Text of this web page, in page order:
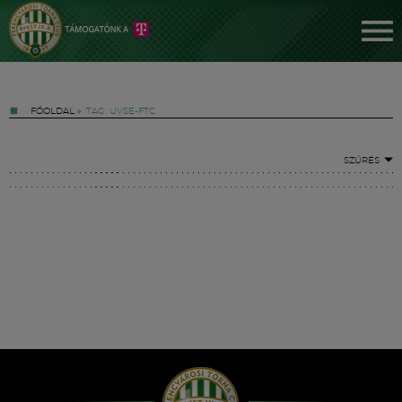
FŐOLDAL » TAG: UVSE-FTC
SZŰRÉS
Hírek